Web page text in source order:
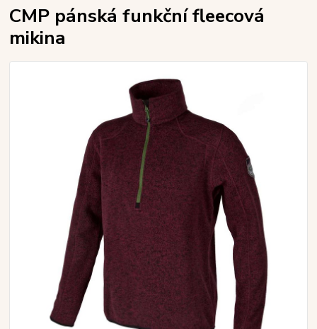
CMP pánská funkční fleecová
mikina